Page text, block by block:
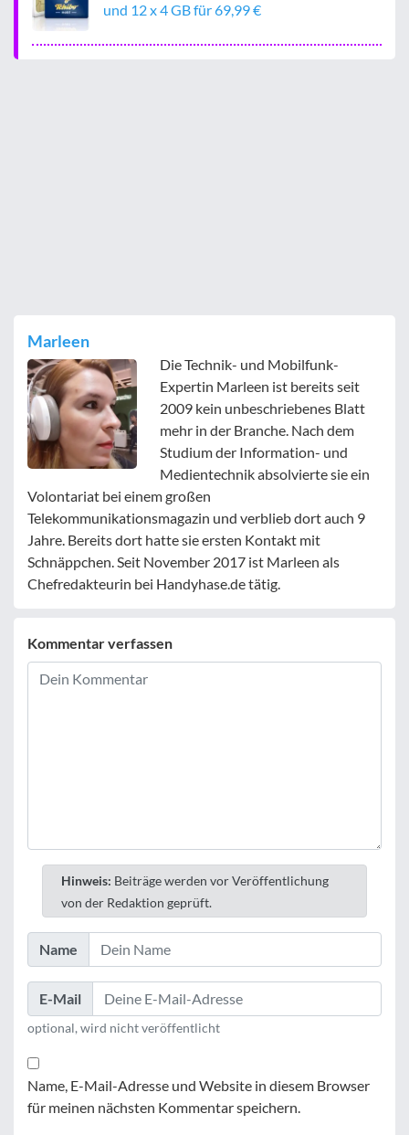
und 12 x 4 GB für 69,99 €
Marleen
Die Technik- und Mobilfunk-
Expertin Marleen ist bereits seit
2009 kein unbeschriebenes Blatt
mehr in der Branche. Nach dem
Studium der Information- und
Medientechnik absolvierte sie ein
Volontariat bei einem großen
Telekommunikationsmagazin und verblieb dort auch 9
Jahre. Bereits dort hatte sie ersten Kontakt mit
Schnäppchen. Seit November 2017 ist Marleen als
Chefredakteurin bei Handyhase.de tätig.
Kommentar verfassen
Hinweis: Beiträge werden vor Veröffentlichung
von der Redaktion geprüft.
Name
E-Mail
optional, wird nicht veröffentlicht
Name, E-Mail-Adresse und Website in diesem Browser
für meinen nächsten Kommentar speichern.